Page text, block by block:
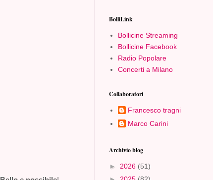
BolliLink
Bollicine Streaming
Bollicine Facebook
Radio Popolare
Concerti a Milano
Collaboratori
Francesco tragni
Marco Carini
Archivio blog
► 2026 (51)